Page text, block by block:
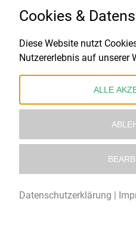
WIDERRUFSBELEHRUNG
IMPRESSUM
Gefördert durch:
Cookies &
Diese Website nutzt
Nutzererlebnis auf unserer
ALLE
Datenschutzerklärung |